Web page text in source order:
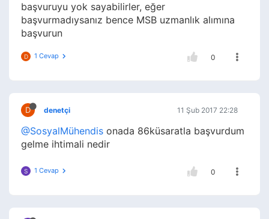
başvuruyu yok sayabilirler, eğer
başvurmadıysanız bence MSB uzmanlık alımına
başvurun
D 1 Cevap 0
D denetçi 11 Şub 2017 22:28
@SosyalMühendis onada 86küsaratla başvurdum
gelme ihtimali nedir
S 1 Cevap 0